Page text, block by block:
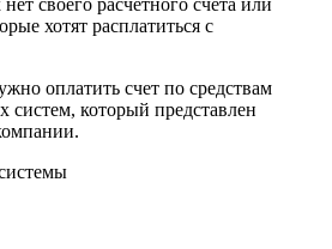
своего расчетного счета или
хотят расплатиться с
оплатить счет по средствам
систем, который представлен